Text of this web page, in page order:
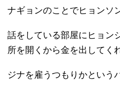
ナギョンのことでヒョンソ
話をしている部屋にヒョン
所を開くから金を出してく
ジナを雇うつもりかという